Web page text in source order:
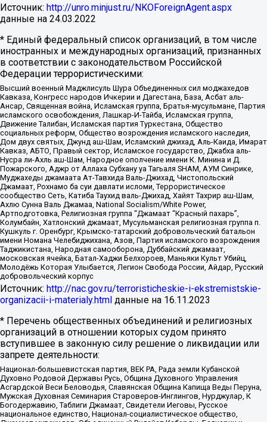
Источник: http://unro.minjust.ru/NKOForeignAgent.aspx
данные на 24.03.2022
* Единый федеральный список организаций, в том числе
иностранных и международных организаций, признанных
в соответствии с законодательством Российской
Федерации террористическими:
Высший военный Маджлисуль Шура Объединенных сил моджахедов
Кавказа, Конгресс народов Ичкерии и Дагестана, База, Асбат аль-
Ансар, Священная война, Исламская группа, Братья-мусульмане, Партия
исламского освобождения, Лашкар-И-Тайба, Исламская группа,
Движение Талибан, Исламская партия Туркестана, Общество
социальных реформ, Общество возрождения исламского наследия,
Дом двух святых, Джунд аш-Шам, Исламский джихад, Аль-Каида, Имарат
Кавказ, АБТО, Правый сектор, Исламское государство, Джабха аль-
Нусра ли-Ахль аш-Шам, Народное ополчение имени К. Минина и Д.
Пожарского, Аджр от Аллаха Субхану уа Тагьаля SHAM, АУМ Синрике,
Муджахеды джамаата Ат-Тавхида Валь-Джихад, Чистопольский
Джамаат, Рохнамо ба суи давлати исломи, Террористическое
сообщество Сеть, Катиба Таухид валь-Джихад, Хайят Тахрир аш-Шам,
Ахлю Сунна Валь Джамаа, National Socialism/White Power,
Артподготовка, Религиозная группа “Джамаат “Красный пахарь”,
Колумбайн, Хатлонский джамаат, Мусульманская религиозная группа п.
Кушкуль г. Оренбург, Крымско-татарский добровольческий батальон
имени Номана Челебиджихана, Азов, Партия исламского возрождения
Таджикистана, Народная самооборона, Дуббайский джамаат,
московская ячейка, Батал-Хаджи Белхороев, Маньяки Культ Убийц,
Молодёжь Которая Улыбается, Легион Свобода России, Айдар, Русский
добровольческий корпус
Источник: http://nac.gov.ru/terroristicheskie-i-ekstremistskie-
organizacii-i-materialy.html данные на 16.11.2023
* Перечень общественных объединений и религиозных
организаций в отношении которых судом принято
вступившее в законную силу решение о ликвидации или
запрете деятельности:
Национал-большевистская партия, ВЕК РА, Рада земли Кубанской
Духовно Родовой Державы Русь, Община Духовного Управления
Асгардской Веси Беловодья, Славянская Община Капища Веды Перуна,
Мужская Духовная Семинария Староверов-Инглингов, Нурджулар, К
Богодержавию, Таблиги Джамаат, Свидетели Иеговы, Русское
национальное единство, Национал-социалистическое общество,